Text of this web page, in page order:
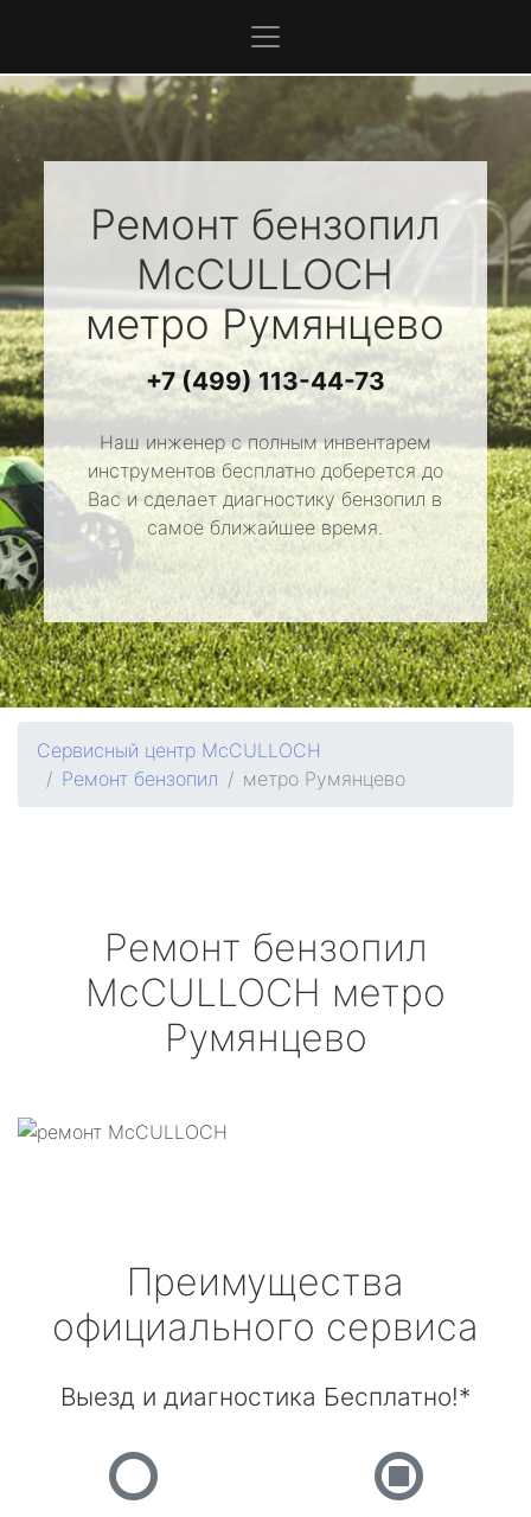
Ремонт бензопил
McCULLOCH
метро Румянцево
+7 (499) 113-44-73
Наш инженер с полным инвентарем
инструментов бесплатно доберется до
Вас и сделает диагностику бензопил в
самое ближайшее время.
Сервисный центр McCULLOCH
Ремонт бензопил
метро Румянцево
Ремонт бензопил
McCULLOCH метро
Румянцево
Преимущества
официального сервиса
Выезд и диагностика Бесплатно!*